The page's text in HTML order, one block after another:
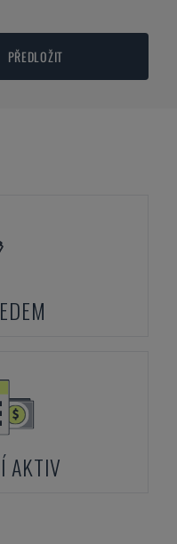
PŘEDLOŽIT
AKTIV